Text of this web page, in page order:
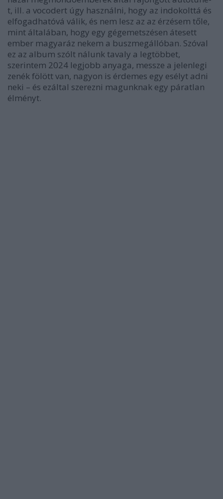
t, ill. a vocodert úgy használni, hogy az indokolttá és
elfogadhatóvá válik, és nem lesz az az érzésem tőle,
mint általában, hogy egy gégemetszésen átesett
ember magyaráz nekem a buszmegállóban. Szóval
ez az album szólt nálunk tavaly a legtöbbet,
szerintem 2024 legjobb anyaga, messze a jelenlegi
zenék fölött van, nagyon is érdemes egy esélyt adni
neki – és ezáltal szerezni magunknak egy páratlan
élményt.